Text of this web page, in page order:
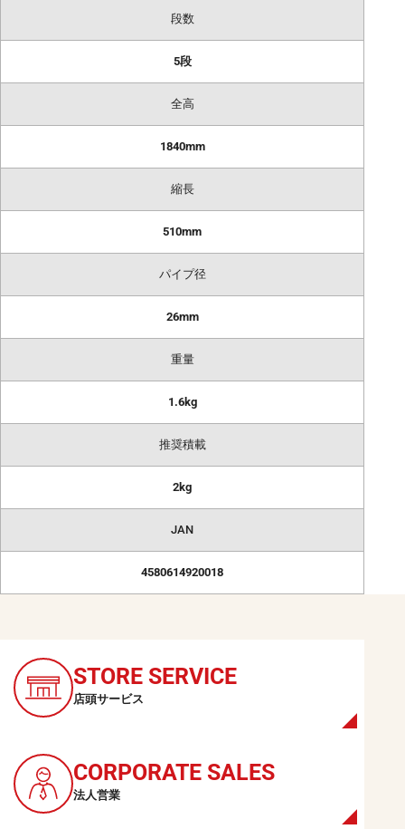
段数
5段
全高
1840mm
縮長
510mm
パイプ径
26mm
重量
1.6kg
推奨積載
2kg
JAN
4580614920018
BECKSのお取扱に関す
から
STORE SERVICE
店頭サービス
CORPORATE SALES
法人営業